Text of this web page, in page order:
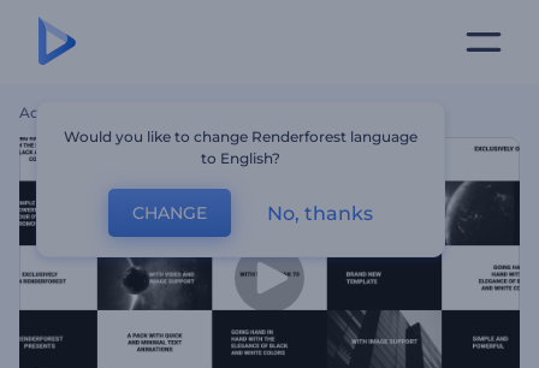
Accueil
Would you like to change Renderforest language
to English?
CHANGE No, thanks